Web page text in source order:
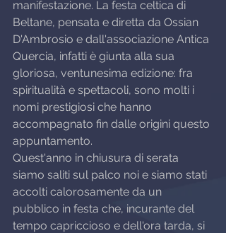
manifestazione. La festa celtica di
Beltane, pensata e diretta da Ossian
D'Ambrosio e dall'associazione Antica
Quercia, infatti è giunta alla sua
gloriosa, ventunesima edizione: fra
spiritualità e spettacoli, sono molti i
nomi prestigiosi che hanno
accompagnato fin dalle origini questo
appuntamento.
Quest'anno in chiusura di serata
siamo saliti sul palco noi e siamo stati
accolti calorosamente da un
pubblico in festa che, incurante del
tempo capriccioso e dell'ora tarda, si